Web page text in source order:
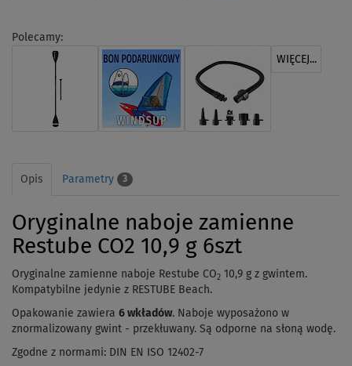
Polecamy:
WIĘCEJ...
Opis Parametry 3
Oryginalne naboje zamienne
Restube CO2 10,9 g 6szt
Oryginalne zamienne naboje Restube CO2 10,9 g z gwintem.
Kompatybilne jedynie z RESTUBE Beach.
Opakowanie zawiera 6 wkładów. Naboje wyposażono w
znormalizowany gwint - przekłuwany. Są odporne na słoną wodę.
Zgodne z normami: DIN EN ISO 12402-7